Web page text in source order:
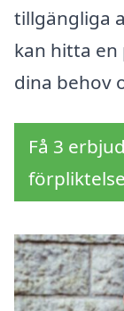
tillgängliga
kan hitta en
dina behov
Få 3